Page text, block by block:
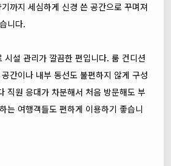
까지 세심하게 신경 쓴 공간으로 꾸며져
니다.
시설 관리가 깔끔한 편입니다. 룸 컨디션
간이나 내부 동선도 불편하지 않게 구성
직원 응대가 차분해서 처음 방문해도 부
는 여행객들도 편하게 이용하기 좋습니